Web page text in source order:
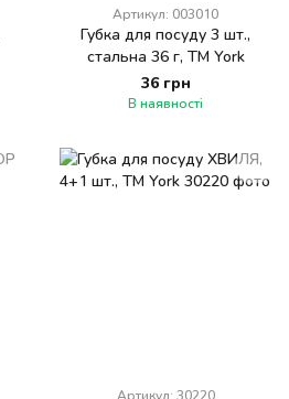
Артикул: 003010
Губка для посуду 3 шт.,
стальна 36 г, ТМ York
36 грн
В наявності
Артикул: 30220